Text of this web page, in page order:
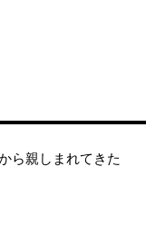
ら親しまれてきた